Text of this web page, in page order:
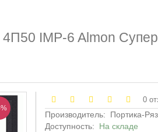
IMP-6 Almon
0
Производитель:
Портика-
Доступность: На складе